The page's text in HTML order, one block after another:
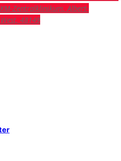
Zentralklinikum, Albert-
48149